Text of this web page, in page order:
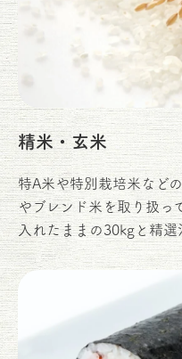
精米・玄米
特A米や特別栽培米など
やブレンド米を取り扱っ
入れたままの30kgと精選